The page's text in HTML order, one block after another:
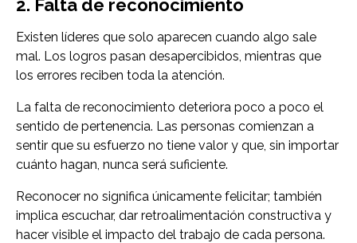
2. Falta de reconocimiento
Existen líderes que solo aparecen cuando algo sale
mal. Los logros pasan desapercibidos, mientras que
los errores reciben toda la atención.
La falta de reconocimiento deteriora poco a poco el
sentido de pertenencia. Las personas comienzan a
sentir que su esfuerzo no tiene valor y que, sin importar
cuánto hagan, nunca será suficiente.
Reconocer no significa únicamente felicitar; también
implica escuchar, dar retroalimentación constructiva y
hacer visible el impacto del trabajo de cada persona.